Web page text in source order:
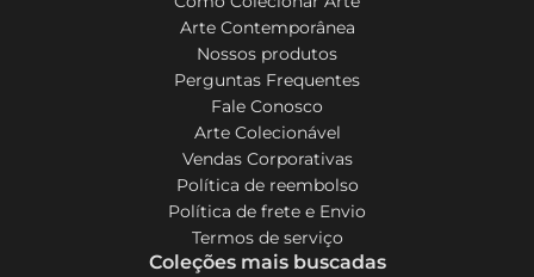
Arte Contemporânea
Nossos produtos
Perguntas Frequentes
Fale Conosco
Arte Colecionável
Vendas Corporativas
Política de reembolso
Política de frete e Envio
Termos de serviço
Coleções mais buscadas